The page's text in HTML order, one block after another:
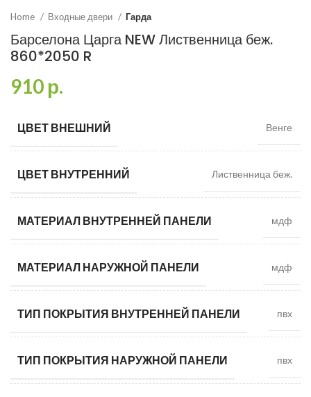
Home Входные двери Гарда
Барселона Царга NEW Лиственница беж.
860*2050 R
910р.
ЦВЕТ ВНЕШНИЙ Венге
ЦВЕТ ВНУТРЕННИЙ Лиственница беж.
МАТЕРИАЛ ВНУТРЕННЕЙ ПАНЕЛИ мдф
МАТЕРИАЛ НАРУЖНОЙ ПАНЕЛИ мдф
ТИП ПОКРЫТИЯ ВНУТРЕННЕЙ ПАНЕЛИ пвх
ТИП ПОКРЫТИЯ НАРУЖНОЙ ПАНЕЛИ пвх